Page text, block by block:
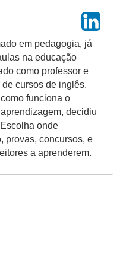
em pedagogia, já
na educação
como professor e
cursos de inglês.
funciona o
decidiu
onde
provas, concursos, e
a aprenderem.